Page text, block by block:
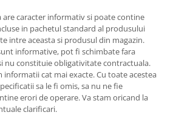
caracter informativ si poate contine
in pachetul standard al produsului
intre aceasta si produsul din magazin.
informative, pot fi schimbate fara
nu constituie obligativitate contractuala.
informatii cat mai exacte. Cu toate acestea
sa le fi omis, sa nu ne fie
erori de operare. Va stam oricand la
clarificari.